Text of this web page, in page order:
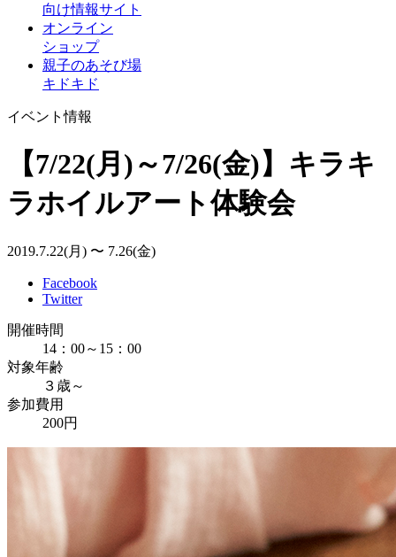
向け情報サイト
オンライン
ショップ
親子のあそび場
キドキド
イベント情報
【7/22(月)～7/26(金)】キラキ
ラホイルアート体験会
2019.7.22(月) 〜 7.26(金)
Facebook
Twitter
開催時間
14：00～15：00
対象年齢
３歳～
参加費用
200円